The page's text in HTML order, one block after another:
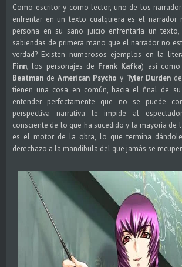
Como escritor y como lector, uno de los
enfrentar en un texto cualquiera es el narrador
persona en su sano juicio enfrentaría un
sabiendas de primera mano que el narrador no
verdad? Existen numerosos ejemplos en la
Finn, los personajes de Frank Kafka) así
Beatman de American Psycho y Tyler Durden de
tienen una cosa en común, hacia el final de
entender perfectamente que no se puede
perspectiva narrativa le impide al
consciente de lo que ha sucedido y la mayoría de
es el motor de la obra, lo que termina
derechazo a la mandíbula del que jamás se